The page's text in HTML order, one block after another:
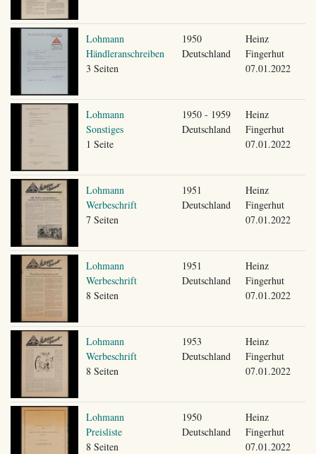
Lohmann
Händleranschreiben
3 Seiten
1950
Deutschland
Heinz
Fingerhut
07.01.2022
Lohmann
Sonstiges
1 Seite
1950 - 1959
Deutschland
Heinz
Fingerhut
07.01.2022
Lohmann
Werbeschrift
7 Seiten
1951
Deutschland
Heinz
Fingerhut
07.01.2022
Lohmann
Werbeschrift
8 Seiten
1951
Deutschland
Heinz
Fingerhut
07.01.2022
Lohmann
Werbeschrift
8 Seiten
1953
Deutschland
Heinz
Fingerhut
07.01.2022
Lohmann
Preisliste
8 Seiten
1950
Deutschland
Heinz
Fingerhut
07.01.2022